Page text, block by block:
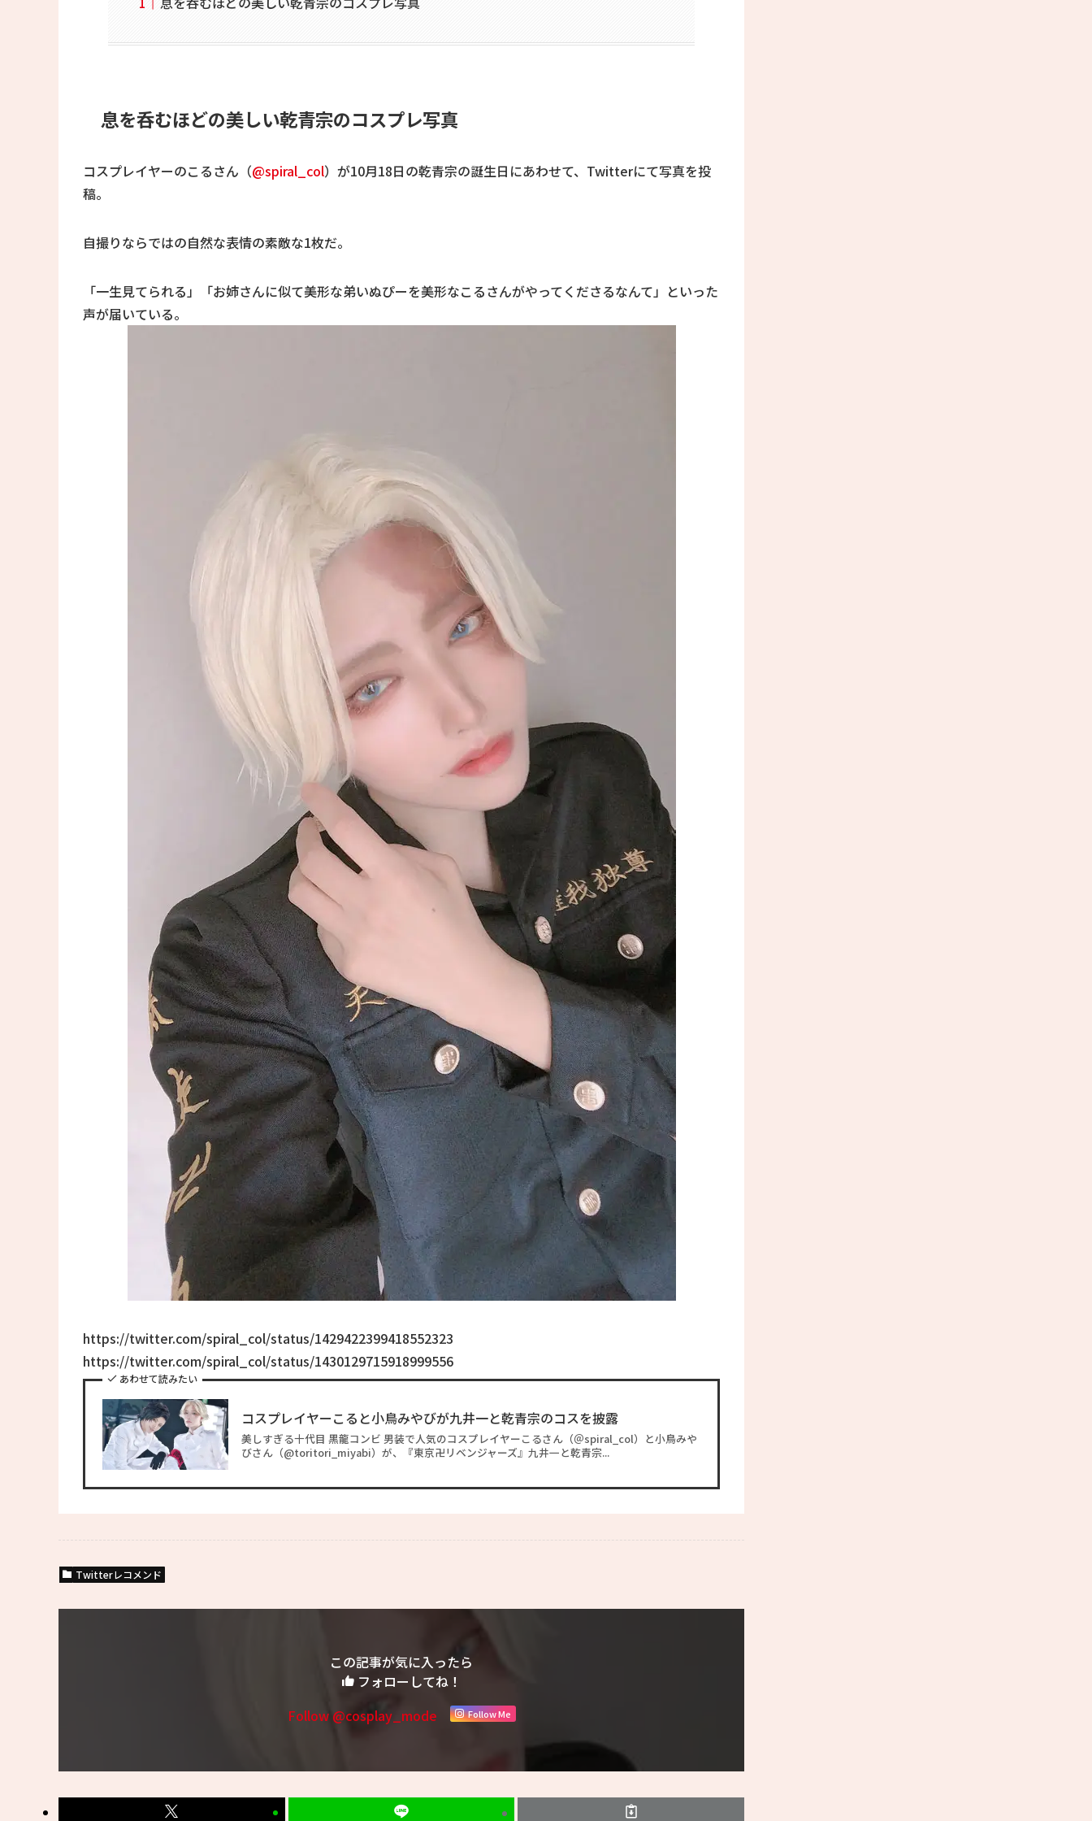
息を呑むほどの美しい乾青宗のコスプレ写真
コスプレイヤーのこるさん（@spiral_col）が10月18日の乾青宗の誕生日にあわせて、Twitterにて写真を投
稿。
自撮りならではの自然な表情の素敵な1枚だ。
「一生見てられる」「お姉さんに似て美形な弟いぬぴーを美形なこるさんがやってくださるなんて」といった
声が届いている。
https://twitter.com/spiral_col/status/1429422399418552323
https://twitter.com/spiral_col/status/1430129715918999556
あわせて読みたい
コスプレイヤーこると小鳥みやびが九井一と乾青宗のコスを披露
美しすぎる十代目 黒龍コンビ 男装で人気のコスプレイヤーこるさん（＠spiral_col）と小鳥みや
びさん（@toritori_miyabi）が、『東京卍リベンジャーズ』九井一と乾青宗...
Twitterレコメンド
この記事が気に入ったら
フォローしてね！
Follow Me